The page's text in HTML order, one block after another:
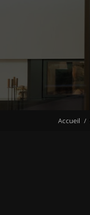
Accueil